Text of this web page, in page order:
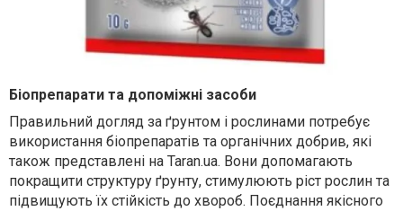
Біопрепарати та допоміжні засоби
Правильний догляд за ґрунтом і рослинами потребує
використання біопрепаратів та органічних добрив, які
також представлені на Taran.ua. Вони допомагають
покращити структуру ґрунту, стимулюють ріст рослин та
підвищують їх стійкість до хвороб. Поєднання якісного